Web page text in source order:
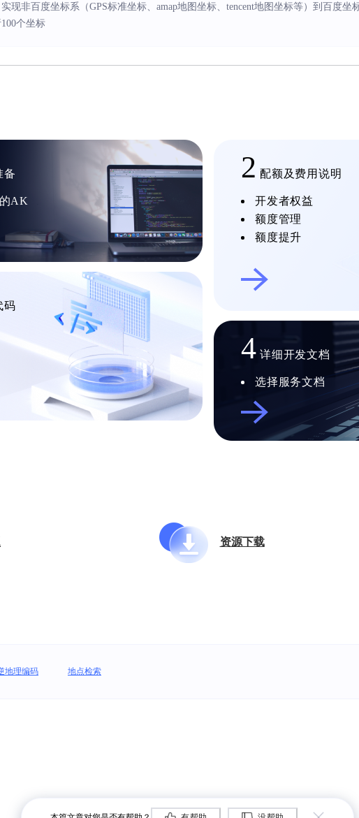
现非百度坐标系（GPS标准坐标、amap地图坐标、tencent地图坐标等）到百度坐
个坐标
备
AK
码
2 配额及费用说明
开发者权益
额度管理
额度提升
4 详细开发文档
选择服务文档
资源下载
地理编码 地点检索